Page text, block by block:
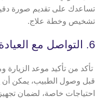
تساعدك على تقديم صورة
تشخيص وخطة علاج.
6. التواصل مع العيادة مسبقا
تأكد من تأكيد موعد الزيارة
قبل وصول الطبيب، يمكن أن
احتياجات خاصة، لضمان